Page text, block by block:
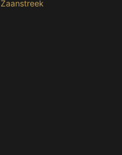
Zaanstreek